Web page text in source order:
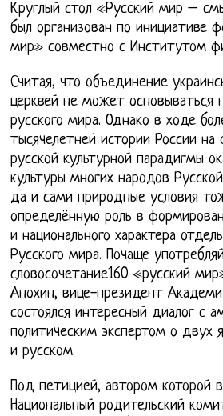
Круглый стол «Русский мир –
был организован по инициативе
мир» совместно с Институтом
Считая, что объединение
церквей не может основываться
русского мира. Однако в ходе
тысячелетней истории России
русской культурной парадигмы
культуры многих народов
да и сами природные условия
определённую роль в
и национального характера
Русского мира. Почаще
словосочетание160 «русский
Анохин, вице-президент
состоялся интересный диалог с
политическим экспертом о двух
и русском.
Под петицией, автором которой
Национальный родительский